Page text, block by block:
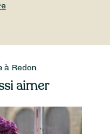
Redon
aimer